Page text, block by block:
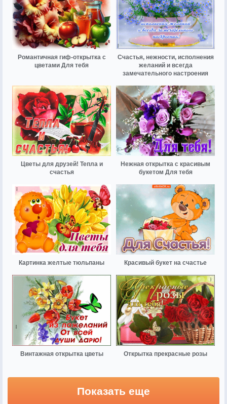
Романтичная гиф-открытка с
цветами Для тебя
Счастья, нежности, исполнения
желаний и всегда
замечательного настроения
Цветы для друзей! Тепла и
счастья
Нежная открытка с красивым
букетом Для тебя
Картинка желтые тюльпаны Красивый букет на счастье
Винтажная открытка цветы Открытка прекрасные розы
Показать еще